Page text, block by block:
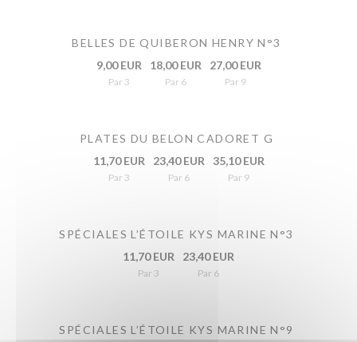
BELLES DE QUIBERON HENRY N°3
9,00 EUR
Par 3
18,00 EUR
Par 6
27,00 EUR
Par 9
PLATES DU BELON CADORET G
11,70 EUR
Par 3
23,40 EUR
Par 6
35,10 EUR
Par 9
SPÉCIALES L’ÉTOILE KYS MARINE N°3
11,70 EUR
Par 3
23,40 EUR
Par 6
SPÉCIALES L’ÉTOILE KYS MARINE N°9